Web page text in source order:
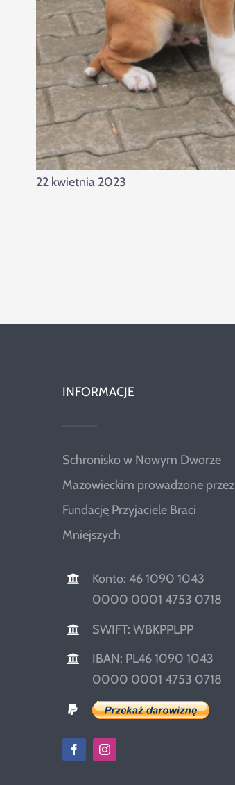
22 kwietnia 2023
INFORMACJE
Schronisko w Nowym Dworze
Mazowieckim prowadzone przez
Fundację Przyjaciele Braci
Mniejszych
Konto: 46 1090 1043
0000 0001 4753 0718
SWIFT: WBKPPLPP
IBAN: PL46 1090 1043
0000 0001 4753 0718